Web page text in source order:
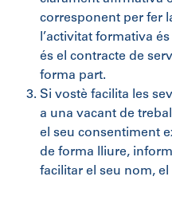
corresponent per fer
l’activitat formativa
és el contracte de
forma part.
Si vostè facilita les
a una vacant de
el seu consentiment
de forma lliure,
facilitar el seu nom, el